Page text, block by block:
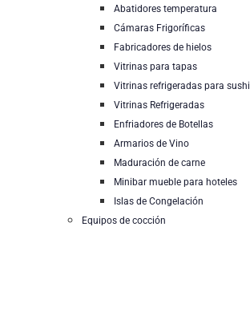
Abatidores temperatura
Cámaras Frigoríficas
Fabricadores de hielos
Vitrinas para tapas
Vitrinas refrigeradas para sushi
Vitrinas Refrigeradas
Enfriadores de Botellas
Armarios de Vino
Maduración de carne
Minibar mueble para hoteles
Islas de Congelación
Equipos de cocción